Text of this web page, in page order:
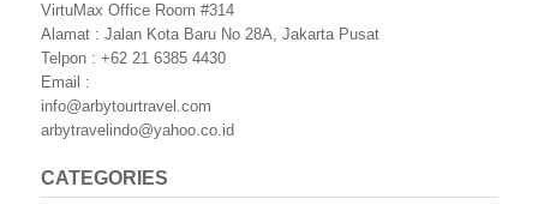
VirtuMax Office Room #314
Alamat : Jalan Kota Baru No 28A, Jakarta Pusat
Telpon : +62 21 6385 4430
Email :
info@arbytourtravel.com
arbytravelindo@yahoo.co.id
CATEGORIES